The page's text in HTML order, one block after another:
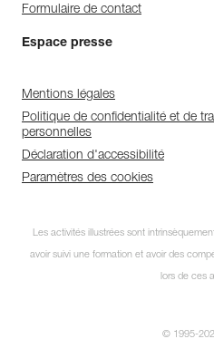
Formulaire de contact
Espace presse
Mentions légales
Politique de confidentialité et de
personnelles
Déclaration d'accessibilité
Paramètres des cookies
Les activités illustrées sont
avoir suivi une formation et avoir des
lors de ces
© 1995-